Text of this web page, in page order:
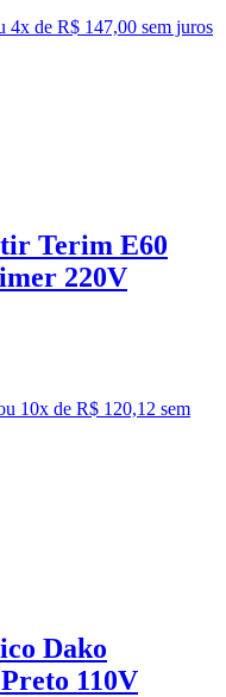
4x de R$ 147,00 sem juros
Terim E60
220V
10x de R$ 120,12 sem
Dako
110V